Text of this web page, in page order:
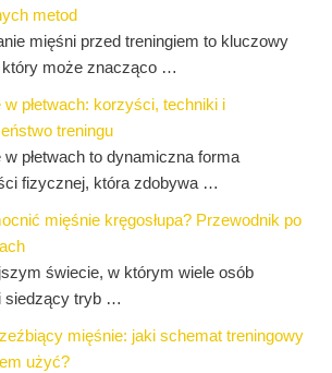
metod
mięśni przed treningiem to kluczowy
który może znacząco …
w płetwach: korzyści, techniki i
treningu
w płetwach to dynamiczna forma
fizycznej, która zdobywa …
mięśnie kręgosłupa? Przewodnik po
świecie, w którym wiele osób
siedzący tryb …
mięśnie: jaki schemat treningowy
użyć?